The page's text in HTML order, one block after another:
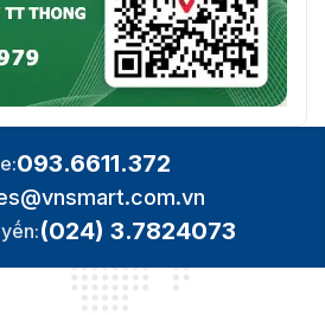
093.6611.372
(024) 3.7824073